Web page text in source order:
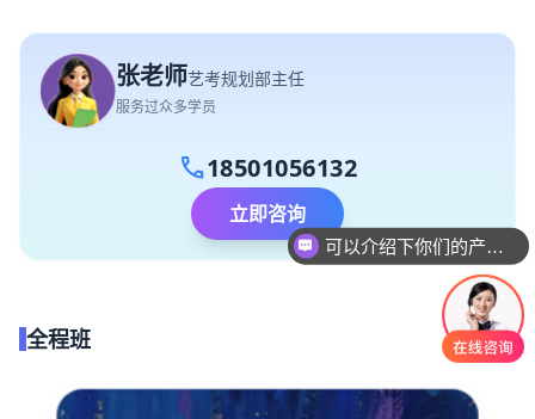
张老师艺考规划部主任
服务过众多学员
call18501056132
立即咨询
全程班